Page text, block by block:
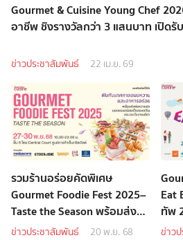
Gourmet & Cuisine Young Chef
อาชีพ ชิงรางวัลกว่า 3 แสนบาท เปิด
ข่าวประชาสัมพันธ์ 22 เม.ย. 69
รวมร้านอร่อยคัดพิเศษ
Gourmet Foodie Fest 2025–
Taste the Season พร้อมส่ง
ต่อความสุขและของอร่อยเป็น
ข่าวประชาสัมพันธ์ 20 พ.ย. 68
Eat
ทัพ
บุก
ข่าว